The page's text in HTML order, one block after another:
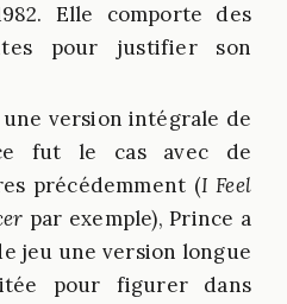
Elle comporte des
pour justifier son
version intégrale de
fut le cas avec de
précédemment (I Feel
par exemple), Prince a
jeu une version longue
pour figurer dans